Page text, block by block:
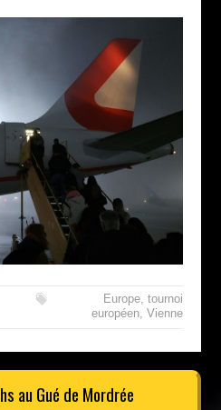
Europe, tournoi
européen, Vienne
au Gué de Mordrée